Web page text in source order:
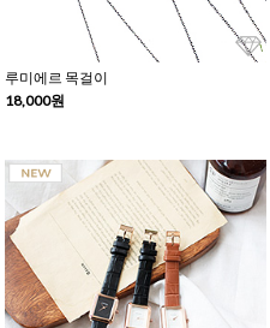
루미에르 목걸이
18,000원